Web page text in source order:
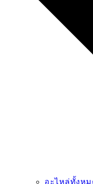
อะไหล่ทั้งห